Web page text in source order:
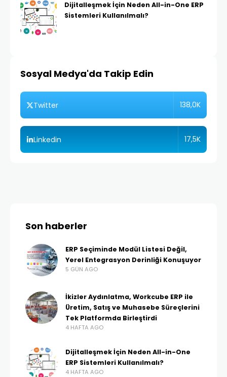
Dijitalleşmek İçin Neden All-in-One ERP
Sistemleri Kullanılmalı?
Sosyal Medya'da Takip Edin
Twitter 138,0K
Linkedin 17,5K
Son haberler
ERP Seçiminde Modül Listesi Değil,
Yerel Entegrasyon Derinliği Konuşuyor
5 GÜN AGO
İkizler Aydınlatma, Workcube ERP ile
Üretim, Satış ve Muhasebe Süreçlerini
Tek Platformda Birleştirdi
4 HAFTA AGO
Dijitalleşmek İçin Neden All-in-One
ERP Sistemleri Kullanılmalı?
4 HAFTA AGO